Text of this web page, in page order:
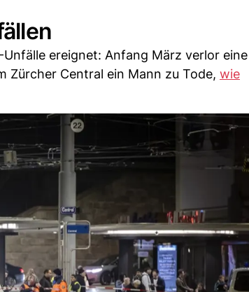
ereignet: Anfang März verlor eine
Zürcher Central ein Mann zu Tode, wie